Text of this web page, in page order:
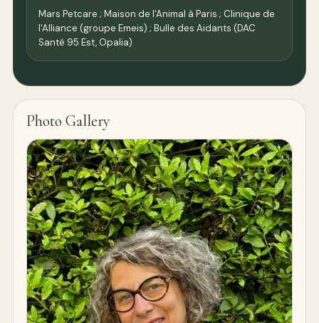
Mars Petcare ; Maison de l'Animal à Paris ; Clinique de
l'Alliance (groupe Emeis) ; Bulle des Aidants (DAC
Santé 95 Est, Opalia)
Photo Gallery